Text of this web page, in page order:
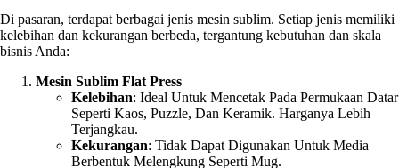
Di pasaran, terdapat berbagai jenis mesin sublim. Setiap jenis memiliki
kelebihan dan kekurangan berbeda, tergantung kebutuhan dan skala
bisnis Anda:
Mesin Sublim Flat Press
Kelebihan: Ideal Untuk Mencetak Pada Permukaan Datar
Seperti Kaos, Puzzle, Dan Keramik. Harganya Lebih
Terjangkau.
Kekurangan: Tidak Dapat Digunakan Untuk Media
Berbentuk Melengkung Seperti Mug.